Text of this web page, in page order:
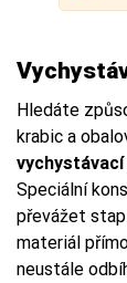
Hledáte
krabic a
Speciální
převážet
materiál
neustále